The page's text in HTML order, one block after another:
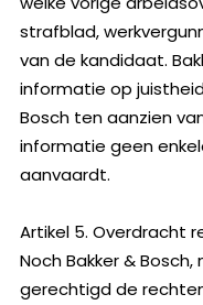
strafblad,
van de kandidaat.
informatie op
Bosch ten aanzien
informatie geen
aanvaardt.
Artikel 5. Overdracht
Noch Bakker &
gerechtigd de